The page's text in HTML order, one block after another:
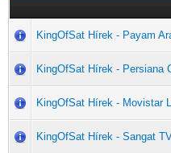
KingOfSat Hírek - Payam
KingOfSat Hírek - Persiana
KingOfSat Hírek - Movistar
KingOfSat Hírek - Sangat